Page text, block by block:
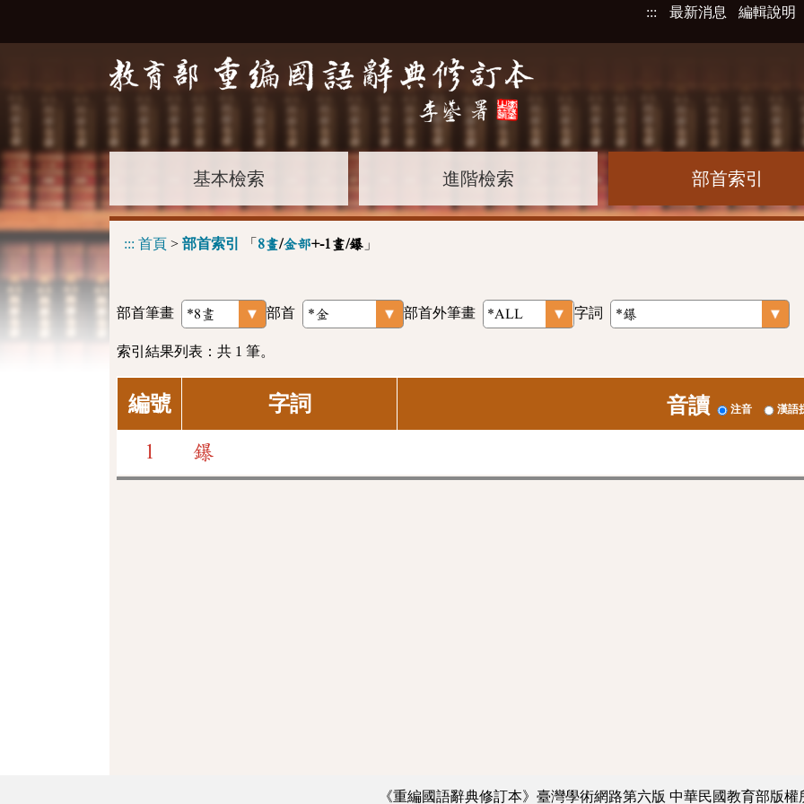
::: 最新消息 編輯說明
基本檢索 進階檢索 部首索引
::: 首頁 > 部首索引 「 8畫/金部+-1畫/鑤 」
部首筆畫 部首 部首外筆畫 字詞
索引結果列表：共 1 筆。
編號 字詞 音讀 注音 漢語
1 鑤
《重編國語辭典修訂本》臺灣學術網路第六版 中華民國教育部版權